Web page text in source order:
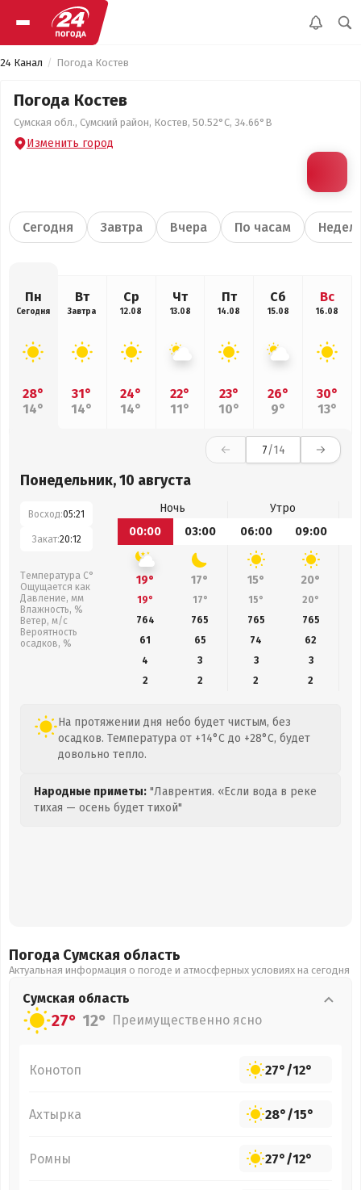
24 Канал Погода Костев
Погода Костев
Сумская обл., Сумский район, Костев, 50.52°С, 34.66°В
Изменить город
Сегодня Завтра Вчера По часам
Пн
Сегодня
28°
14°
Вт
Завтра
31°
14°
Ср
12.08
24°
14°
Чт
13.08
22°
11°
Пт
14.08
23°
10°
Сб
15.08
26°
9°
Вс
16.08
30°
13°
7/14
Понедельник, 10 августа
Восход:05:21
Закат:20:12
Температура С°
Ощущается как
Давление, мм
Влажность, %
Ветер, м/с
Вероятность
осадков, %
Ночь
Утро
00:00
03:00 06:00 09:00
19° 17° 15° 20°
19° 17° 15° 20°
764
765 765 765
61
65 74 62
4
3 3
3
2
2 2 2
На протяжении дня небо будет чистым, без
осадков. Температура от +14°C до +28°C, будет
довольно тепло.
Народные приметы: "Лаврентия. «Если вода в реке
тихая — осень будет тихой"
Погода Сумская область
Актуальная информация о погоде и атмосферных условиях на сегодня
Сумская область
27° 12° Преимущественно ясно
Конотоп 27°/12°
Ахтырка 28°/15°
Ромны 27°/12°